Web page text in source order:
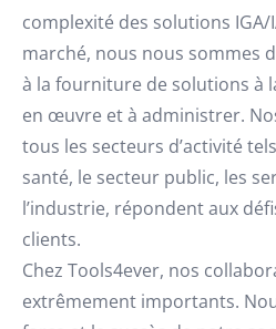
complexité des solutions
marché, nous nous sommes
à la fourniture de solutions à
en œuvre et à administrer.
tous les secteurs d’activité
santé, le secteur public, les
l’industrie, répondent aux
clients.
Chez Tools4ever, nos
extrêmement importants.